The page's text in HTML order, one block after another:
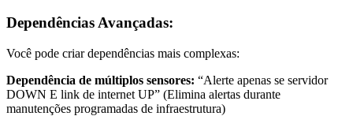
Dependências Avançadas:
Você pode criar dependências mais complexas:
Dependência de múltiplos sensores: “Alerte apenas se servidor
DOWN E link de internet UP” (Elimina alertas durante
manutenções programadas de infraestrutura)